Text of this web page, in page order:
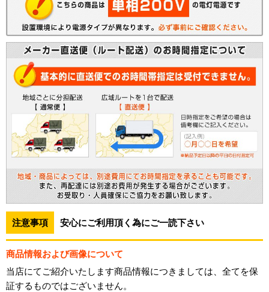
注意事項 安心にご利用頂く為にご一読下さい
商品情報および画像について
当店にてご紹介いたします商品情報につきましては、全てを保
証するものではございません。